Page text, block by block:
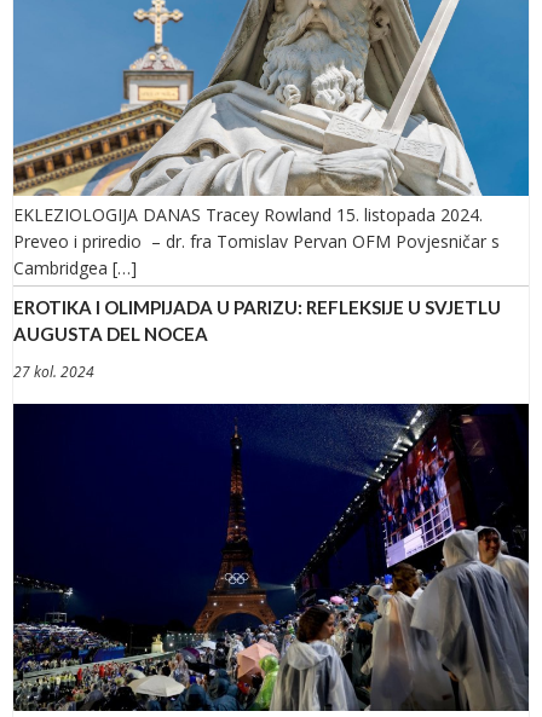
EKLEZIOLOGIJA DANAS Tracey Rowland 15. listopada 2024.
Preveo i priredio – dr. fra Tomislav Pervan OFM Povjesničar s
Cambridgea […]
EROTIKA I OLIMPIJADA U PARIZU: REFLEKSIJE U SVJETLU
AUGUSTA DEL NOCEA
27 kol. 2024